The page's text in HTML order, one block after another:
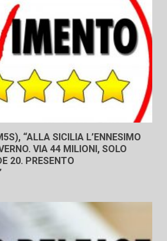
“ALLA SICILIA L’ENNESIMO
VIA 44 MILIONI, SOLO
20. PRESENTO